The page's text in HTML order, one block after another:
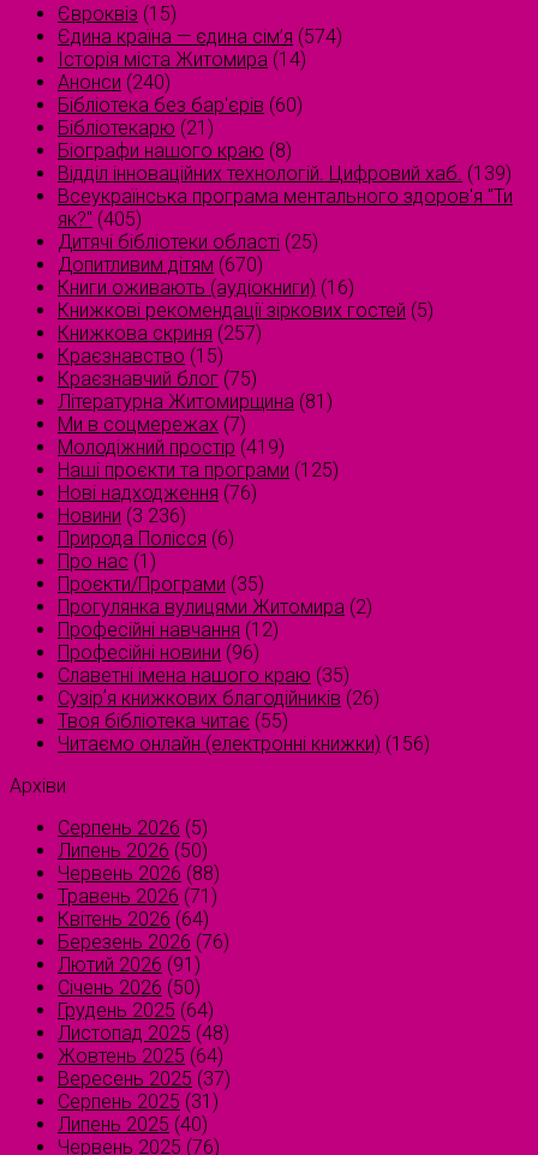
Євроквіз (15)
Єдина країна — єдина сім’я (574)
Історія міста Житомира (14)
Анонси (240)
Бібліотека без бар'єрів (60)
Бібліотекарю (21)
Біографи нашого краю (8)
Відділ інноваційних технологій. Цифровий хаб. (139)
Всеукраїнська програма ментального здоров'я "Ти
як?" (405)
Дитячі бібліотеки області (25)
Допитливим дітям (670)
Книги оживають (аудіокниги) (16)
Книжкові рекомендації зіркових гостей (5)
Книжкова скриня (257)
Краєзнавство (15)
Краєзнавчий блог (75)
Літературна Житомирщина (81)
Ми в соцмережах (7)
Молодіжний простір (419)
Наші проєкти та програми (125)
Нові надходження (76)
Новини (3 236)
Природа Полісся (6)
Про нас (1)
Проєкти/Програми (35)
Прогулянка вулицями Житомира (2)
Професійні навчання (12)
Професійні новини (96)
Славетні імена нашого краю (35)
Сузірʼя книжкових благодійників (26)
Твоя бібліотека читає (55)
Читаємо онлайн (електронні книжки) (156)
Архіви
Серпень 2026 (5)
Липень 2026 (50)
Червень 2026 (88)
Травень 2026 (71)
Квітень 2026 (64)
Березень 2026 (76)
Лютий 2026 (91)
Січень 2026 (50)
Грудень 2025 (64)
Листопад 2025 (48)
Жовтень 2025 (64)
Вересень 2025 (37)
Серпень 2025 (31)
Липень 2025 (40)
Червень 2025 (76)